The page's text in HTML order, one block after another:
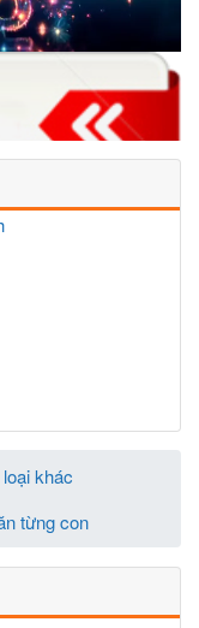
khác
từng con